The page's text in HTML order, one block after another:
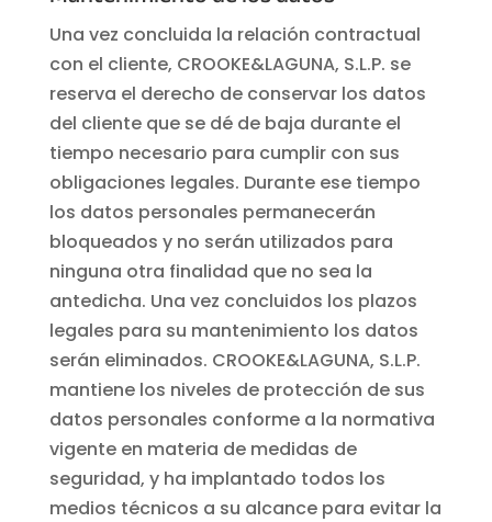
Una vez concluida la relación contractual
con el cliente, CROOKE&LAGUNA, S.L.P. se
reserva el derecho de conservar los datos
del cliente que se dé de baja durante el
tiempo necesario para cumplir con sus
obligaciones legales. Durante ese tiempo
los datos personales permanecerán
bloqueados y no serán utilizados para
ninguna otra finalidad que no sea la
antedicha. Una vez concluidos los plazos
legales para su mantenimiento los datos
serán eliminados. CROOKE&LAGUNA, S.L.P.
mantiene los niveles de protección de sus
datos personales conforme a la normativa
vigente en materia de medidas de
seguridad, y ha implantado todos los
medios técnicos a su alcance para evitar la